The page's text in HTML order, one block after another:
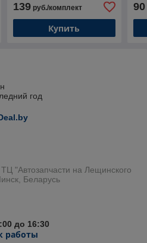
139руб./комплект
Купить
90
год
"Автозапчасти на Лещинcкого
Беларусь
до 16:30
работы